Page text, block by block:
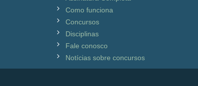
Como funciona
Concursos
Disciplinas
Fale conosco
Notícias sobre concursos